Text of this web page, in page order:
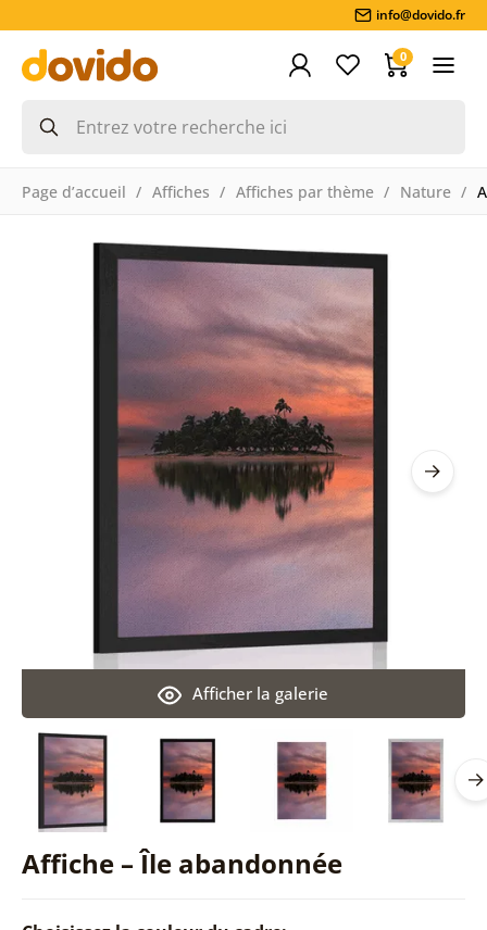
info@dovido.fr
0
Page d’accueil Affiches Affiches par thème Nature
Affiche – Île abandonnée
Afficher la galerie